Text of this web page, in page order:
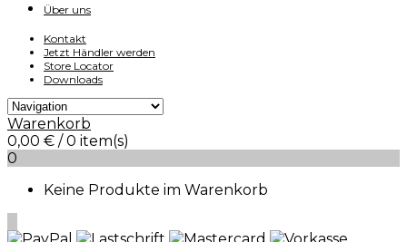
Über uns
Kontakt
Jetzt Händler werden
Store Locator
Downloads
Warenkorb
0,00 € / 0 item(s)
0
Keine Produkte im Warenkorb